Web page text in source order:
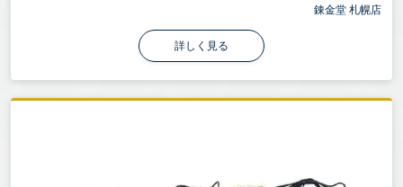
錬金堂 札幌店
詳しく見る